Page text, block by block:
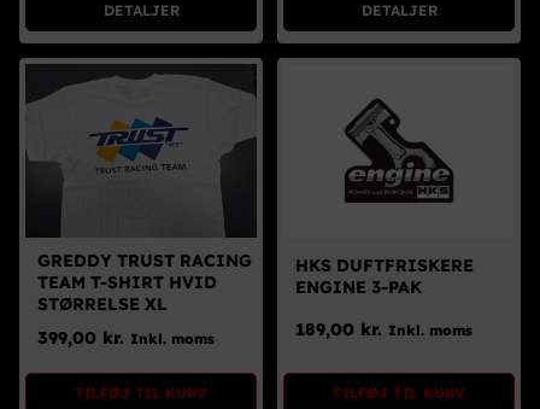
Kontakt OsDETALJER DETALJER
GREDDY TRUST RACING
TEAM T-SHIRT HVID
STØRRELSE XL
399,00 kr. Inkl. moms
TILFØJ TIL KURV
HKS DUFTFRISKERE
ENGINE 3-PAK
189,00 kr. Inkl. moms
TILFØJ TIL KURV